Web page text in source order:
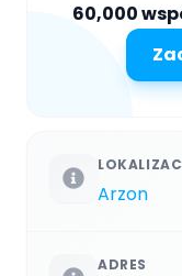
60,000
Arzon
ADRES